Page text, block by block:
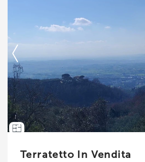
Ti interessa?
--------------------
Vedi tutti i dettagli
Terratetto In Vendita